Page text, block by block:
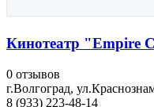
Кинотеатр "Empire
0 отзывов
г.Волгоград,
8 (933) 223-48-14